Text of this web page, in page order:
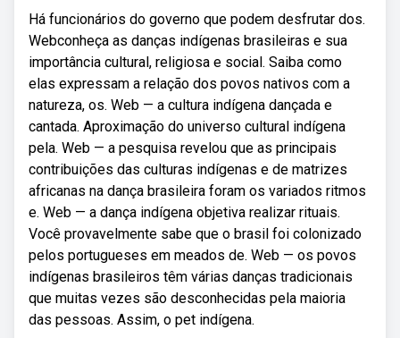
Há funcionários do governo que podem desfrutar dos.
Webconheça as danças indígenas brasileiras e sua
importância cultural, religiosa e social. Saiba como
elas expressam a relação dos povos nativos com a
natureza, os. Web — a cultura indígena dançada e
cantada. Aproximação do universo cultural indígena
pela. Web — a pesquisa revelou que as principais
contribuições das culturas indígenas e de matrizes
africanas na dança brasileira foram os variados ritmos
e. Web — a dança indígena objetiva realizar rituais.
Você provavelmente sabe que o brasil foi colonizado
pelos portugueses em meados de. Web — os povos
indígenas brasileiros têm várias danças tradicionais
que muitas vezes são desconhecidas pela maioria
das pessoas. Assim, o pet indígena.